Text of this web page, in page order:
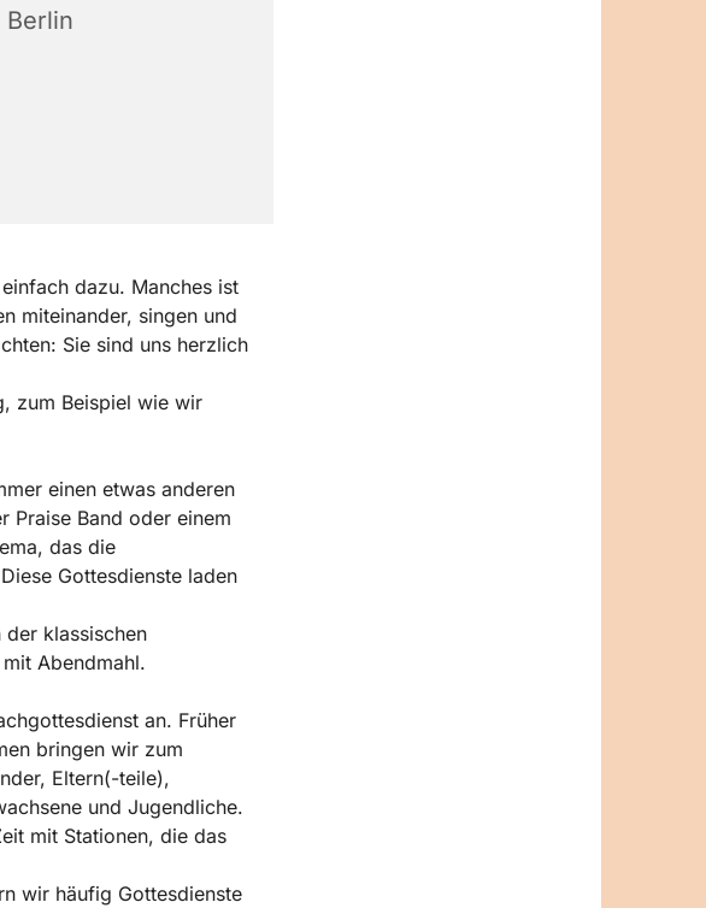
Berlin
dazu. Manches ist
miteinander, singen und
Sie sind uns herzlich
zum Beispiel wie wir
einen etwas anderen
Praise Band oder einem
das die
Gottesdienste laden
klassischen
Abendmahl.
an. Früher
bringen wir zum
Eltern(-teile),
und Jugendliche.
mit Stationen, die das
wir häufig Gottesdienste